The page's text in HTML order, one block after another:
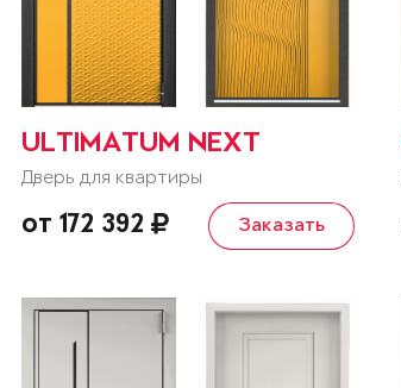
ULTIMATUM NEXT
Дверь для квартиры
от 172 392 Заказать